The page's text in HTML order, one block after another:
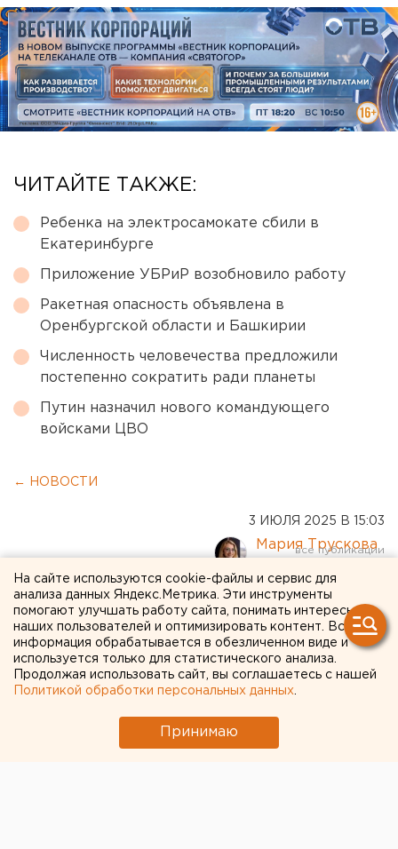
ЧИТАЙТЕ ТАКЖЕ:
Ребенка на электросамокате сбили в
Екатеринбурге
Приложение УБРиР возобновило работу
Ракетная опасность объявлена в
Оренбургской области и Башкирии
Численность человечества предложили
постепенно сократить ради планеты
Путин назначил нового командующего
войсками ЦВО
← НОВОСТИ
3 ИЮЛЯ 2025 В 15:03
Мария Трускова
В Курской области погиб
заместитель
главнокомандующего
Военно-морского флота
На сайте используются cookie-файлы и сервис для
анализа данных Яндекс.Метрика. Эти инструменты
помогают улучшать работу сайта, понимать интересы
наших пользователей и оптимизировать контент. Вся
информация обрабатывается в обезличенном виде и
используется только для статистического анализа.
Продолжая использовать сайт, вы соглашаетесь с нашей
Политикой обработки персональных данных
Принимаю